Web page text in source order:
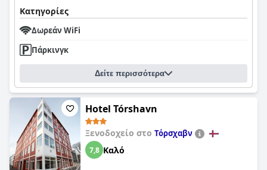
Κατηγορίες
Δωρεάν WiFi
Πάρκινγκ
Δείτε περισσότερα
Hotel Tórshavn
Ξενοδοχείο στο Τόρσχαβν
7,8 Καλό